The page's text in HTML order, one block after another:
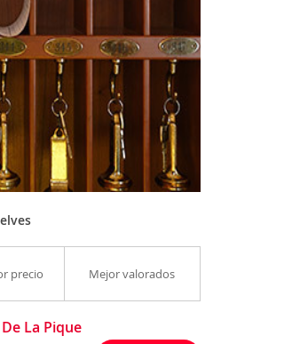
precio Mejor valorados
La Pique